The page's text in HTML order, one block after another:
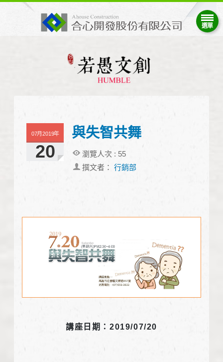
與失智共舞
瀏覽人次 : 55
撰文者：行銷部
07月2019年
20
講座日期：2019/07/20